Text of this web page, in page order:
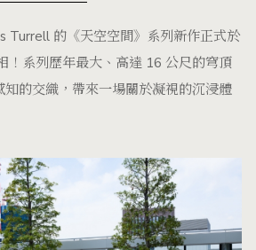
Turrell 的《天空空間》系列新作正式於
！系列歷年最大、高達 16 公尺的穹頂
的交織，帶來一場關於凝視的沉浸體